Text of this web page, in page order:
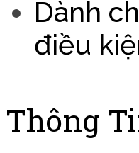
Dành
điều
Thông